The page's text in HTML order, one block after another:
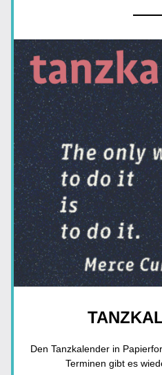
Den Tanzkalender in
Terminen gibt es